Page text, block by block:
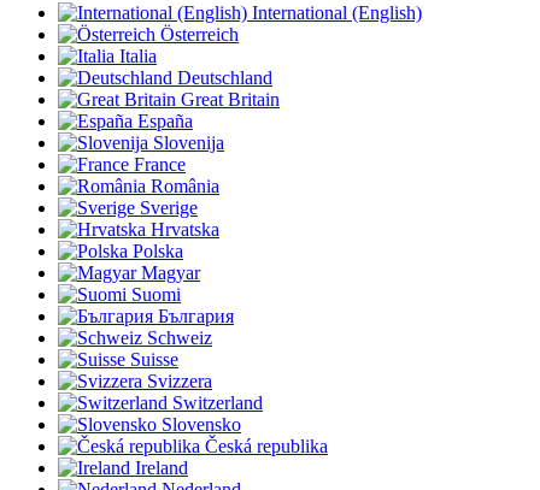
International (English)
Österreich
Italia
Deutschland
Great Britain
España
Slovenija
France
România
Sverige
Hrvatska
Polska
Magyar
Suomi
България
Schweiz
Suisse
Svizzera
Switzerland
Slovensko
Česká republika
Ireland